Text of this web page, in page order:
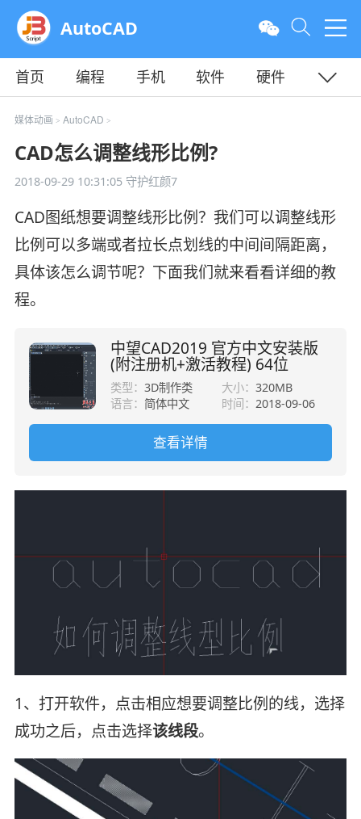
AutoCAD
首页 编程 手机 软件
硬件
教程
平面
媒体动画 > AutoCAD >
CAD怎么调整线形比例?
2018-09-29 10:31:05守护红颜7
CAD图纸想要调整线形比例？我们可以调整线形
比例可以多端或者拉长点划线的中间间隔距离，
具体该怎么调节呢？下面我们就来看看详细的教
程。
中望CAD2019 官方中文安装版
(附注册机+激活教程) 64位
类型：3D制作类 大小： 320MB
语言： 简体中文 时间： 2018-09-06
查看详情
1、打开软件，点击相应想要调整比例的线，选择
成功之后，点击选择该线段。